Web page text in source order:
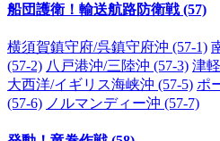
船団護衛！輸送航路防衛戦 (57)
横須賀鎮守府/呉鎮守府沖 (57-1)
(57-2) 八戸港沖/三陸沖 (57-3) 津
大西洋/イギリス海峡沖 (57-5) ポ
(57-6) ノルマンディー沖 (57-7)